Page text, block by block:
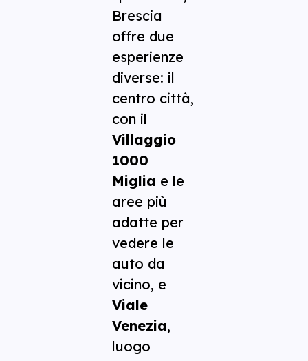
Brescia
offre due
esperienze
diverse: il
centro città,
con il
Villaggio
1000
Miglia e le
aree più
adatte per
vedere le
auto da
vicino, e
Viale
Venezia,
luogo